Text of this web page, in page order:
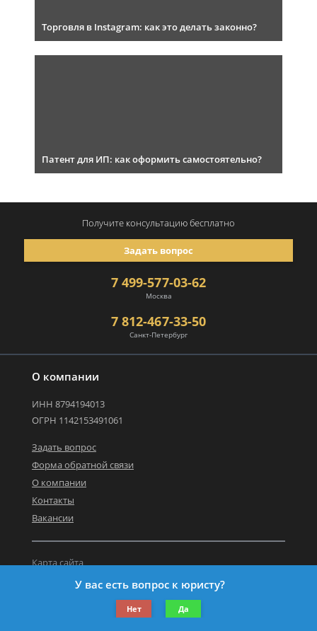
Торговля в Instagram: как это делать законно?
Патент для ИП: как оформить самостоятельно?
О компании
ИНН 8794194013
ОГРН 1142153491061
Задать вопрос
Форма обратной связи
О компании
Контакты
Вакансии
©2019-2022 Все права защищены.
Карта сайта
Политика персональных данных
7 499-577-03-62
Москва
7 812-467-33-50
Санкт-Петербург
Задать вопрос
Получите консультациюбесплатно
У вас есть вопрос к юристу?
Нет Да